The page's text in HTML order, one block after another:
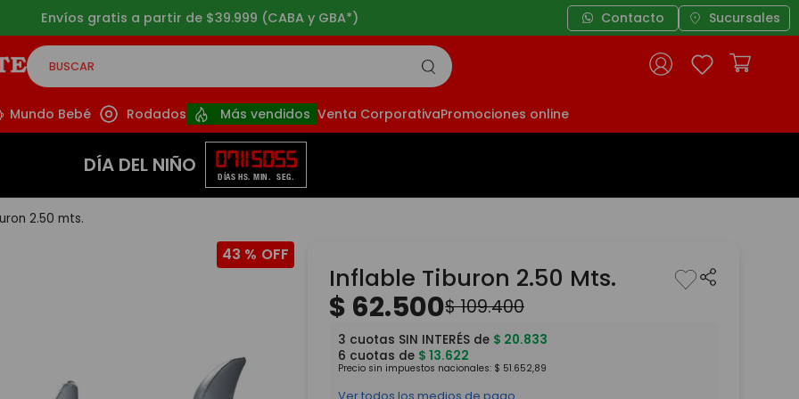
Envíos gratis a partir de $39.999 (CABA y GBA*) Contacto Sucursales
BUSCAR
Mundo Bebé Rodados Más vendidos Venta CorporativaPromociones online
DÍA DEL NIÑO 07
DÍAS
11
HS.
50
MIN.
55
SEG.
2.50 mts.
43 %
Inflable Tiburon 2.50 Mts.
$ 62.500$109.400
3 cuotas SIN INTERÉS de $ 20.833
6 cuotas de $ 13.622
Precio sin impuestos nacionales: $ 51.652,89
Ver todos los medios de pago